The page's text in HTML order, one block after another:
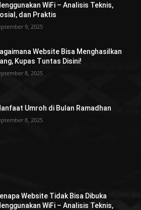
WiFi – Analisis Teknis,
dan Praktis
9, 2025
Website Bisa Menghasilkan
Kupas Tuntas Disini!
8, 2025
Umroh di Bulan Ramadhan
8, 2025
Website Tidak Bisa Dibuka
WiFi – Analisis Teknis,